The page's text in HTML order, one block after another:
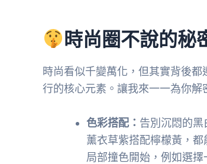
時尚圈不說的秘
時尚看似千變萬化，但其實背後
行的核心元素。讓我來一一為你解
色彩搭配： 告別沉悶的
薰衣草紫搭配檸檬黃，
局部撞色開始，例如選